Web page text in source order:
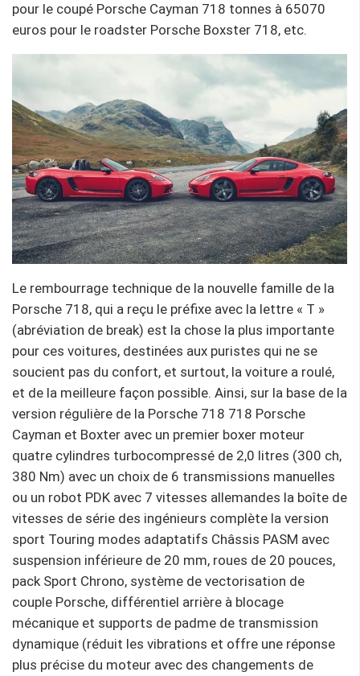
pour le coupé Porsche Cayman 718 tonnes à 65070
euros pour le roadster Porsche Boxster 718, etc.
Le rembourrage technique de la nouvelle famille de la
Porsche 718, qui a reçu le préfixe avec la lettre « T »
(abréviation de break) est la chose la plus importante
pour ces voitures, destinées aux puristes qui ne se
soucient pas du confort, et surtout, la voiture a roulé,
et de la meilleure façon possible. Ainsi, sur la base de la
version régulière de la Porsche 718 718 Porsche
Cayman et Boxter avec un premier boxer moteur
quatre cylindres turbocompressé de 2,0 litres (300 ch,
380 Nm) avec un choix de 6 transmissions manuelles
ou un robot PDK avec 7 vitesses allemandes la boîte de
vitesses de série des ingénieurs complète la version
sport Touring modes adaptatifs Châssis PASM avec
suspension inférieure de 20 mm, roues de 20 pouces,
pack Sport Chrono, système de vectorisation de
couple Porsche, différentiel arrière à blocage
mécanique et supports de padme de transmission
dynamique (réduit les vibrations et offre une réponse
plus précise du moteur avec des changements de